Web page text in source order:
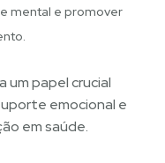
mental e promover
um papel crucial
emocional e
em saúde.